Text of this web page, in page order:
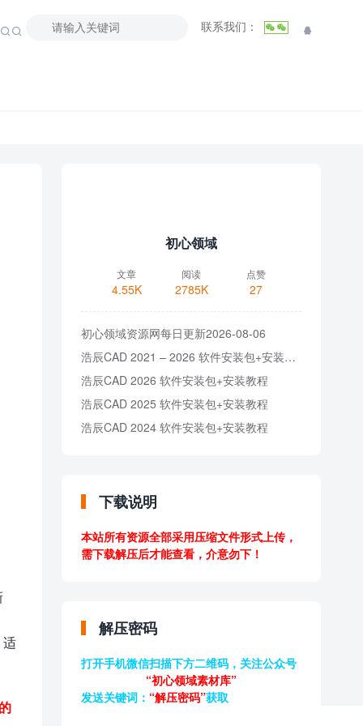
联系我们：  

初心领域
文章
4.55K
阅读
2785K
点赞
27
初心领域资源网每日更新2026-08-06
浩辰CAD 2021 – 2026 软件安装包+安装教程
浩辰CAD 2026 软件安装包+安装教程
浩辰CAD 2025 软件安装包+安装教程
浩辰CAD 2024 软件安装包+安装教程
下载说明
本站所有资源全部采用压缩文件形式上传，
需下载解压后才能查看，介意勿下！
解压密码
打开手机微信扫描下方二维码，关注公众号
“初心领域素材库”
发送关键词： “解压密码”获取